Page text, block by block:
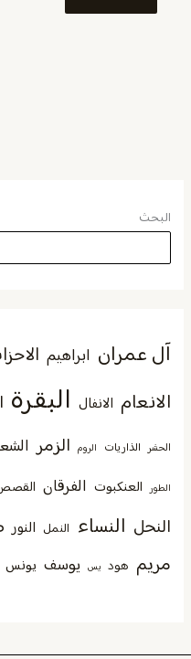
البحث
آل عمران ابراهيم
الانعام الانفال البقرة
الحشر الذاريات الروم الزمر
الطور العنكبوت الفرقان
النحل النساء النمل النور
مريم هود يس يوسف يونس